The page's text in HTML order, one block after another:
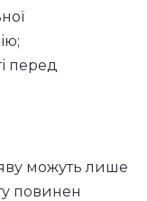
перед
можуть лише
повинен